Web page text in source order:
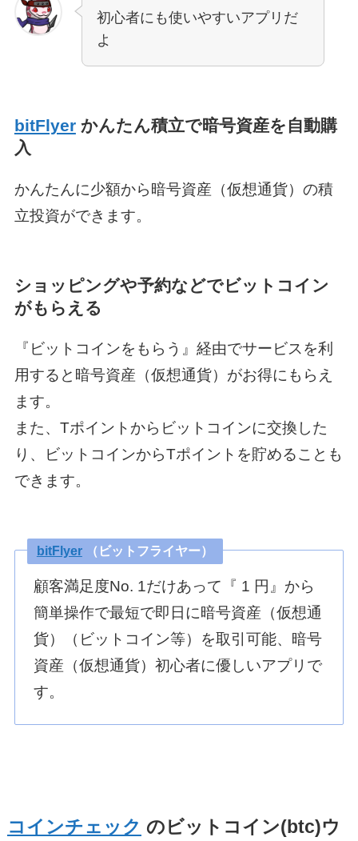
初心者にも使いやすいアプリだ
よ
bitFlyer かんたん積立で暗号資産を自動購
入
かんたんに少額から暗号資産（仮想通貨）の積
立投資ができます。
ショッピングや予約などでビットコイン
がもらえる
『ビットコインをもらう』経由でサービスを利
用すると暗号資産（仮想通貨）がお得にもらえ
ます。
また、Tポイントからビットコインに交換した
り、ビットコインからTポイントを貯めることも
できます。
bitFlyer （ビットフライヤー）
顧客満足度No. 1だけあって『 1 円』から
簡単操作で最短で即日に暗号資産（仮想通
貨）（ビットコイン等）を取引可能、暗号
資産（仮想通貨）初心者に優しいアプリで
す。
コインチェック のビットコイン(btc)ウ